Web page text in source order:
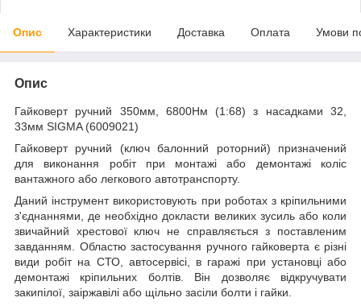
Опис Характеристики Доставка Оплата Умови
Опис
Гайковерт ручний 350мм, 6800Нм (1:68) з насадками 32,
33мм SIGMA (6009021)
Гайковерт ручний (ключ балонний роторний) призначений
для виконання робіт при монтажі або демонтажі коліс
вантажного або легкового автотранспорту.
Даний інструмент використовують при роботах з кріпильними
з'єднаннями, де необхідно докласти великих зусиль або коли
звичайний хрестової ключ не справляється з поставленим
завданням. Областю застосування ручного гайковерта є різні
види робіт на СТО, автосервісі, в гаражі при установці або
демонтажі кріпильних болтів. Він дозволяє відкручувати
закипілої, заіржавілі або щільно засіли болти і гайки.